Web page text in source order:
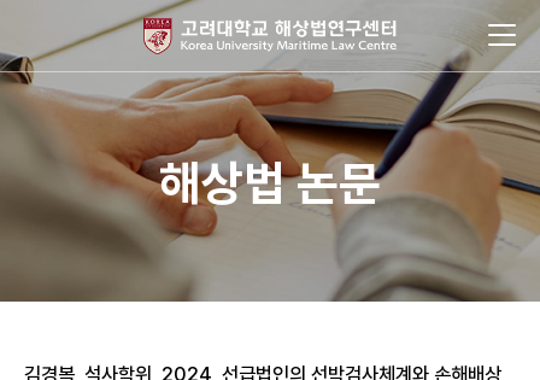
해상법 논문
김경복, 석사학위, 2024, 선급법인의 선박검사체계와 손해배상